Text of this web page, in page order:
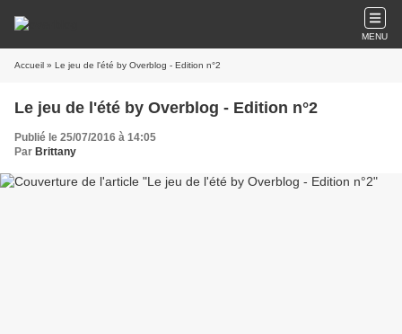
MENU
Accueil » Le jeu de l'été by Overblog - Edition n°2
Le jeu de l'été by Overblog - Edition n°2
Publié le 25/07/2016 à 14:05
Par Brittany